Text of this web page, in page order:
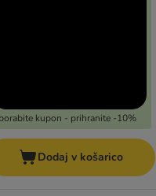
kupon - prihranite -10%
Dodaj v košarico